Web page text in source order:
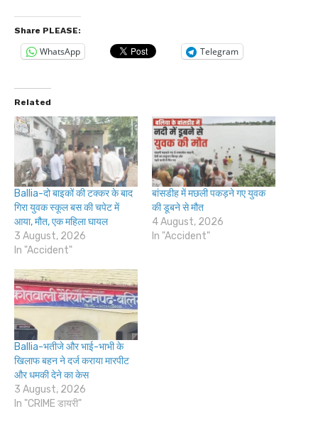
Share PLEASE:
WhatsApp Telegram
Related
Ballia-दो बाइकों की टक्कर के बाद
गिरा युवक स्कूल बस की चपेट में
आया, मौत, एक महिला घायल
3 August, 2026
In "Accident"
बांसडीह में मछली पकड़ने गए युवक
की डूबने से मौत
4 August, 2026
In "Accident"
Ballia-भतीजे और भाई-भाभी के
खिलाफ बहन ने दर्ज कराया मारपीट
और धमकी देने का केस
3 August, 2026
In "CRIME डायरी"